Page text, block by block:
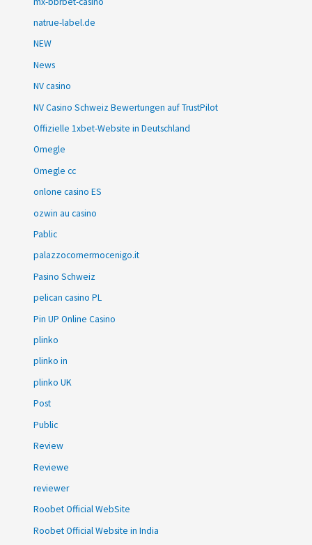
natrue-label.de
NEW
News
NV casino
NV Casino Schweiz Bewertungen auf TrustPilot
Offizielle 1xbet-Website in Deutschland
Omegle
Omegle cc
onlone casino ES
ozwin au casino
Pablic
palazzocornermocenigo.it
Pasino Schweiz
pelican casino PL
Pin UP Online Casino
plinko
plinko in
plinko UK
Post
Public
Review
Reviewe
reviewer
Roobet Official WebSite
Roobet Official Website in India